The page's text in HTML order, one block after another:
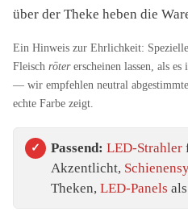
über der Theke heben die
Ein Hinweis zur Ehrlichkeit:
Fleisch rötererscheinen lassen, als
— wir empfehlen neutral
echte Farbe zeigt.
Passend: LED-Strahler
Akzentlicht,
Theken, LED-Panels